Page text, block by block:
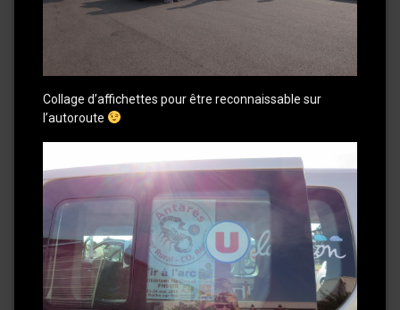
Collage d’affichettes pour être reconnaissable sur
l’autoroute